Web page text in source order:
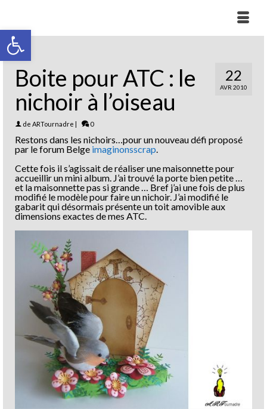
Ouvrir la barre d’outils
22
AVR 2010
Boite pour ATC : le
nichoir à l’oiseau
de ARTournadre | 0
Restons dans les nichoirs…pour un nouveau défi proposé
par le forum Belge imaginonsscrap.
Cette fois il s’agissait de réaliser une maisonnette pour
accueillir un mini album. J’ai trouvé la porte bien petite …
et la maisonnette pas si grande … Bref j’ai une fois de plus
modifié le modèle pour faire un nichoir. J’ai modifié le
gabarit qui désormais présente un toit amovible aux
dimensions exactes de mes ATC.